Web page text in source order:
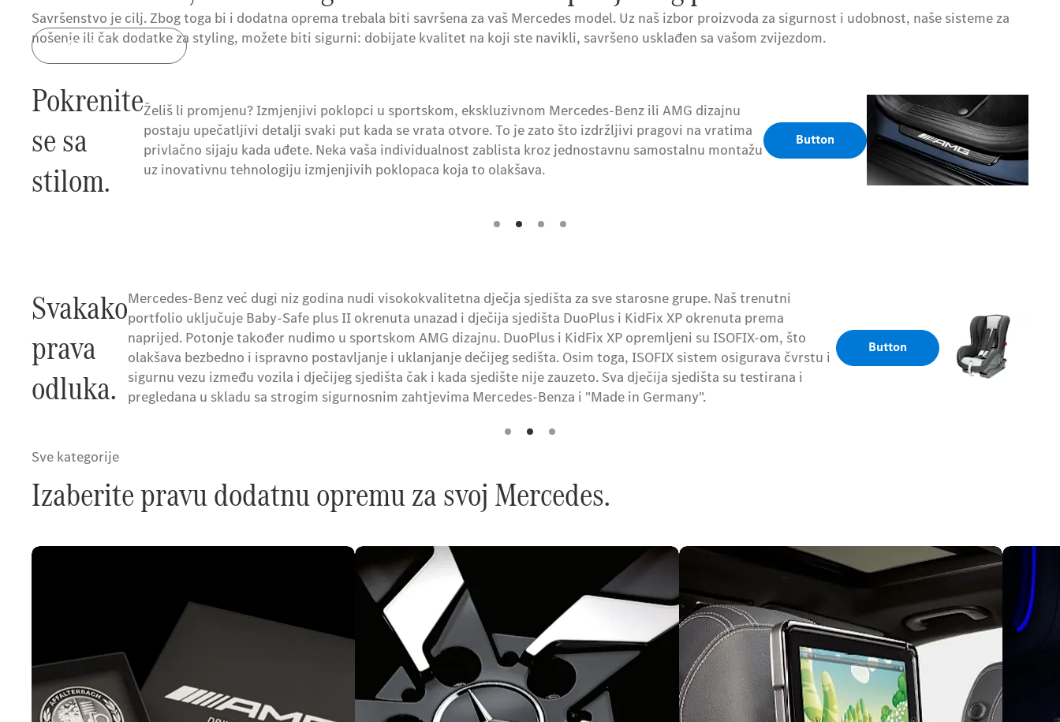
Više informacija
Savršenstvo je cilj. Zbog toga bi i dodatna oprema trebala biti savršena za vaš Mercedes model. Uz naš izbor proizvoda za sigurnost i udobnost, naše sisteme za
nošenje ili čak dodatke za styling, možete biti sigurni: dobijate kvalitet na koji ste navikli, savršeno usklađen sa vašom zvijezdom.
Pokrenite
se sa
stilom.
Želiš li promjenu? Izmjenjivi poklopci u sportskom, ekskluzivnom Mercedes-Benz ili AMG dizajnu
postaju upečatljivi detalji svaki put kada se vrata otvore. To je zato što izdržljivi pragovi na vratima
privlačno sijaju kada uđete. Neka vaša individualnost zablista kroz jednostavnu samostalnu montažu
uz inovativnu tehnologiju izmjenjivih poklopaca koja to olakšava.
Button
Svakako
prava
odluka.
Mercedes-Benz već dugi niz godina nudi visokokvalitetna dječja sjedišta za sve starosne grupe. Naš trenutni
portfolio uključuje Baby-Safe plus II okrenuta unazad i dječija sjedišta DuoPlus i KidFix XP okrenuta prema
naprijed. Potonje također nudimo u sportskom AMG dizajnu. DuoPlus i KidFix XP opremljeni su ISOFIX-om, što
olakšava bezbedno i ispravno postavljanje i uklanjanje dečijeg sedišta. Osim toga, ISOFIX sistem osigurava čvrstu i
sigurnu vezu između vozila i dječijeg sjedišta čak i kada sjedište nije zauzeto. Sva dječija sjedišta su testirana i
pregledana u skladu sa strogim sigurnosnim zahtjevima Mercedes-Benza i "Made in Germany".
Button
Sve kategorije
Izaberite pravu dodatnu opremu za svoj Mercedes.